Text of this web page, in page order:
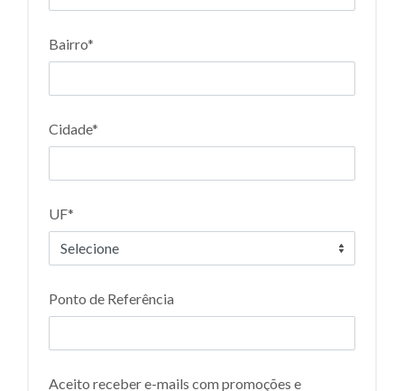
Bairro*
Cidade*
UF*
Ponto de Referência
Aceito receber e-mails com promoções e